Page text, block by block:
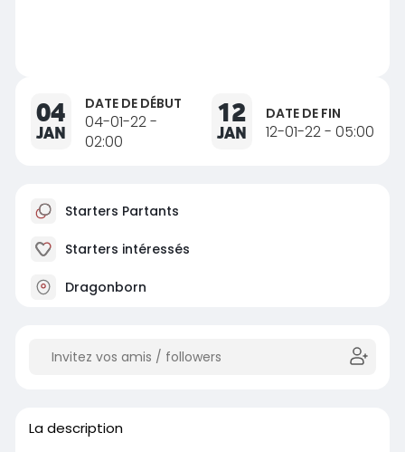
04
JAN
DATE DE DÉBUT
04-01-22 -
02:00
12
JAN
DATE DE FIN
12-01-22 - 05:00
Starters Partants
Starters intéressés
Dragonborn
La description